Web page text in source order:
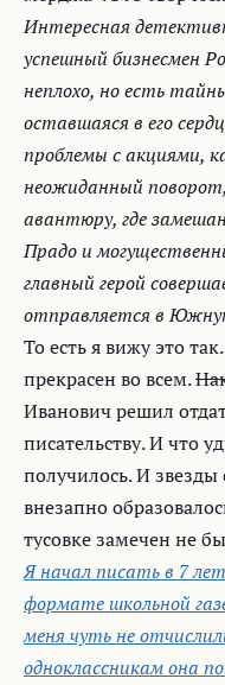
Интересная
успешный бизнесмен
неплохо, но есть
оставшаяся в его
проблемы с акциями,
неожиданный
авантюру, где
Прадо и
главный герой
отправляется в
То есть я вижу это
прекрасен во всем.
Иванович решил
писательству. И что
получилось. И звезды
внезапно
тусовке замечен не
Я начал писать в 7
формате школьной
меня чуть не
одноклассникам она